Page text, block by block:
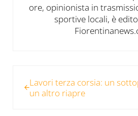
ore, opinionista in
sportive locali, è
Lavori terza corsia: un
un altro riapre